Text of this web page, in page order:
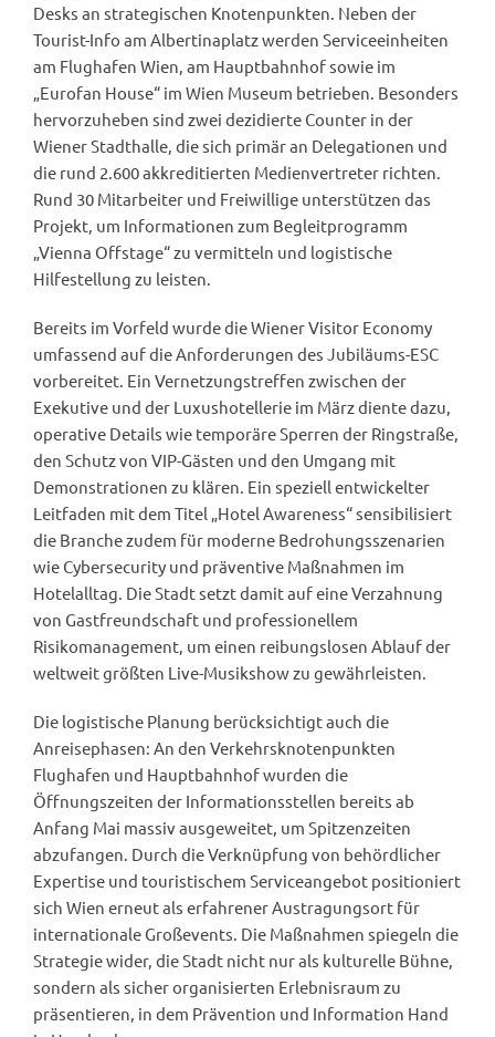
Desks an strategischen Knotenpunkten. Neben der
Tourist-Info am Albertinaplatz werden Serviceeinheiten
am Flughafen Wien, am Hauptbahnhof sowie im
„Eurofan House“ im Wien Museum betrieben. Besonders
hervorzuheben sind zwei dezidierte Counter in der
Wiener Stadthalle, die sich primär an Delegationen und
die rund 2.600 akkreditierten Medienvertreter richten.
Rund 30 Mitarbeiter und Freiwillige unterstützen das
Projekt, um Informationen zum Begleitprogramm
„Vienna Offstage“ zu vermitteln und logistische
Hilfestellung zu leisten.
Bereits im Vorfeld wurde die Wiener Visitor Economy
umfassend auf die Anforderungen des Jubiläums-ESC
vorbereitet. Ein Vernetzungstreffen zwischen der
Exekutive und der Luxushotellerie im März diente dazu,
operative Details wie temporäre Sperren der Ringstraße,
den Schutz von VIP-Gästen und den Umgang mit
Demonstrationen zu klären. Ein speziell entwickelter
Leitfaden mit dem Titel „Hotel Awareness“ sensibilisiert
die Branche zudem für moderne Bedrohungsszenarien
wie Cybersecurity und präventive Maßnahmen im
Hotelalltag. Die Stadt setzt damit auf eine Verzahnung
von Gastfreundschaft und professionellem
Risikomanagement, um einen reibungslosen Ablauf der
weltweit größten Live-Musikshow zu gewährleisten.
Die logistische Planung berücksichtigt auch die
Anreisephasen: An den Verkehrsknotenpunkten
Flughafen und Hauptbahnhof wurden die
Öffnungszeiten der Informationsstellen bereits ab
Anfang Mai massiv ausgeweitet, um Spitzenzeiten
abzufangen. Durch die Verknüpfung von behördlicher
Expertise und touristischem Serviceangebot positioniert
sich Wien erneut als erfahrener Austragungsort für
internationale Großevents. Die Maßnahmen spiegeln die
Strategie wider, die Stadt nicht nur als kulturelle Bühne,
sondern als sicher organisierten Erlebnisraum zu
präsentieren, in dem Prävention und Information Hand